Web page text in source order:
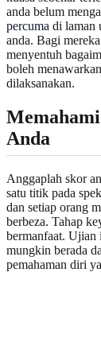
anda belum
percuma di laman
anda. Bagi
menyentuh
boleh
dilaksanakan.
Anda
Anggaplah skor
satu titik pada
dan setiap orang
berbeza. Tahap
bermanfaat. Ujian
mungkin berada
pemahaman diri